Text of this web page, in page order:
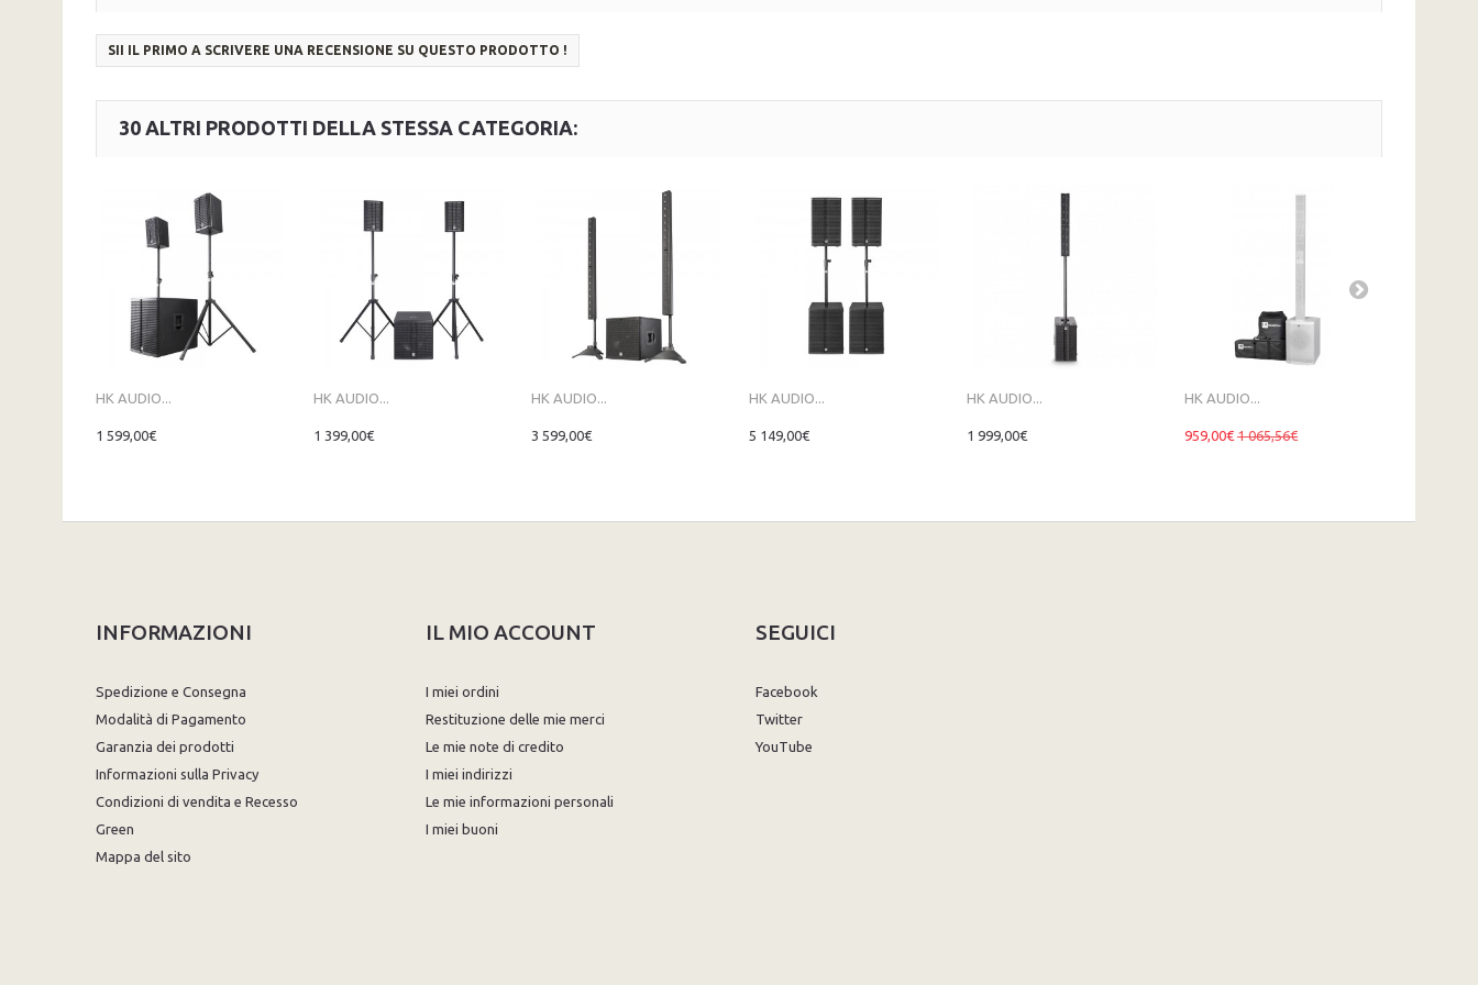
SII IL PRIMO A SCRIVERE UNA RECENSIONE SU QUESTO PRODOTTO !
30 ALTRI PRODOTTI DELLA STESSA CATEGORIA:
HK AUDIO...
1 599,00€
HK AUDIO...
1 399,00€
HK AUDIO...
3 599,00€
HK AUDIO...
5 149,00€
HK AUDIO...
1 999,00€
HK AUDIO...
959,00€ 1 065,56€
INFORMAZIONI
Spedizione e Consegna
Modalità di Pagamento
Garanzia dei prodotti
Informazioni sulla Privacy
Condizioni di vendita e Recesso
Green
Mappa del sito
IL MIO ACCOUNT
I miei ordini
Restituzione delle mie merci
Le mie note di credito
I miei indirizzi
Le mie informazioni personali
I miei buoni
SEGUICI
Facebook
Twitter
YouTube